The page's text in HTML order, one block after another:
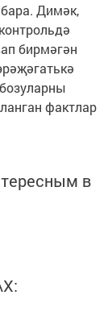
Димәк,
бирмәгән
фактлар
в